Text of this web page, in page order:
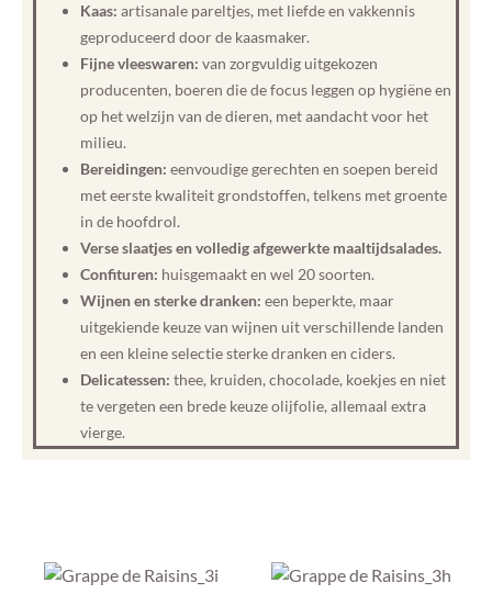
Kaas: artisanale pareltjes, met liefde en vakkennis
geproduceerd door de kaasmaker.
Fijne vleeswaren: van zorgvuldig uitgekozen
producenten, boeren die de focus leggen op hygiëne en
op het welzijn van de dieren, met aandacht voor het
milieu.
Bereidingen: eenvoudige gerechten en soepen bereid
met eerste kwaliteit grondstoffen, telkens met groente
in de hoofdrol.
Verse slaatjes en volledig afgewerkte maaltijdsalades.
Confituren: huisgemaakt en wel 20 soorten.
Wijnen en sterke dranken: een beperkte, maar
uitgekiende keuze van wijnen uit verschillende landen
en een kleine selectie sterke dranken en ciders.
Delicatessen: thee, kruiden, chocolade, koekjes en niet
te vergeten een brede keuze olijfolie, allemaal extra
vierge.